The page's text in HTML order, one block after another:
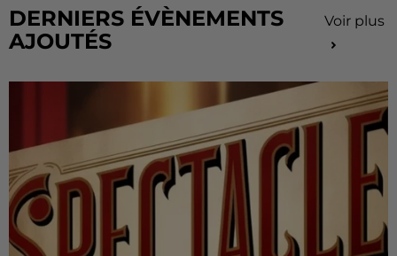
DERNIERS ÉVÈNEMENTS
AJOUTÉS
Voir plus